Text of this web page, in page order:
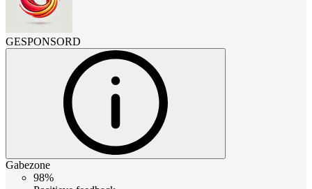
GESPONSORD
Gabezone
98%